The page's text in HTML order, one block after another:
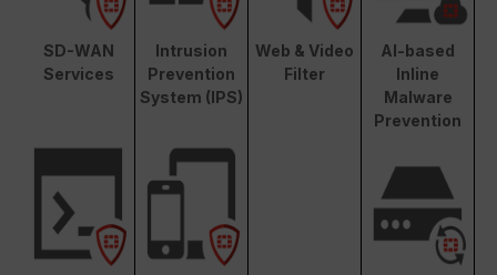
SD-WAN
Services
Intrusion
Prevention
System (IPS)
Web & Video
Filter
AI-based
Inline
Malware
Prevention